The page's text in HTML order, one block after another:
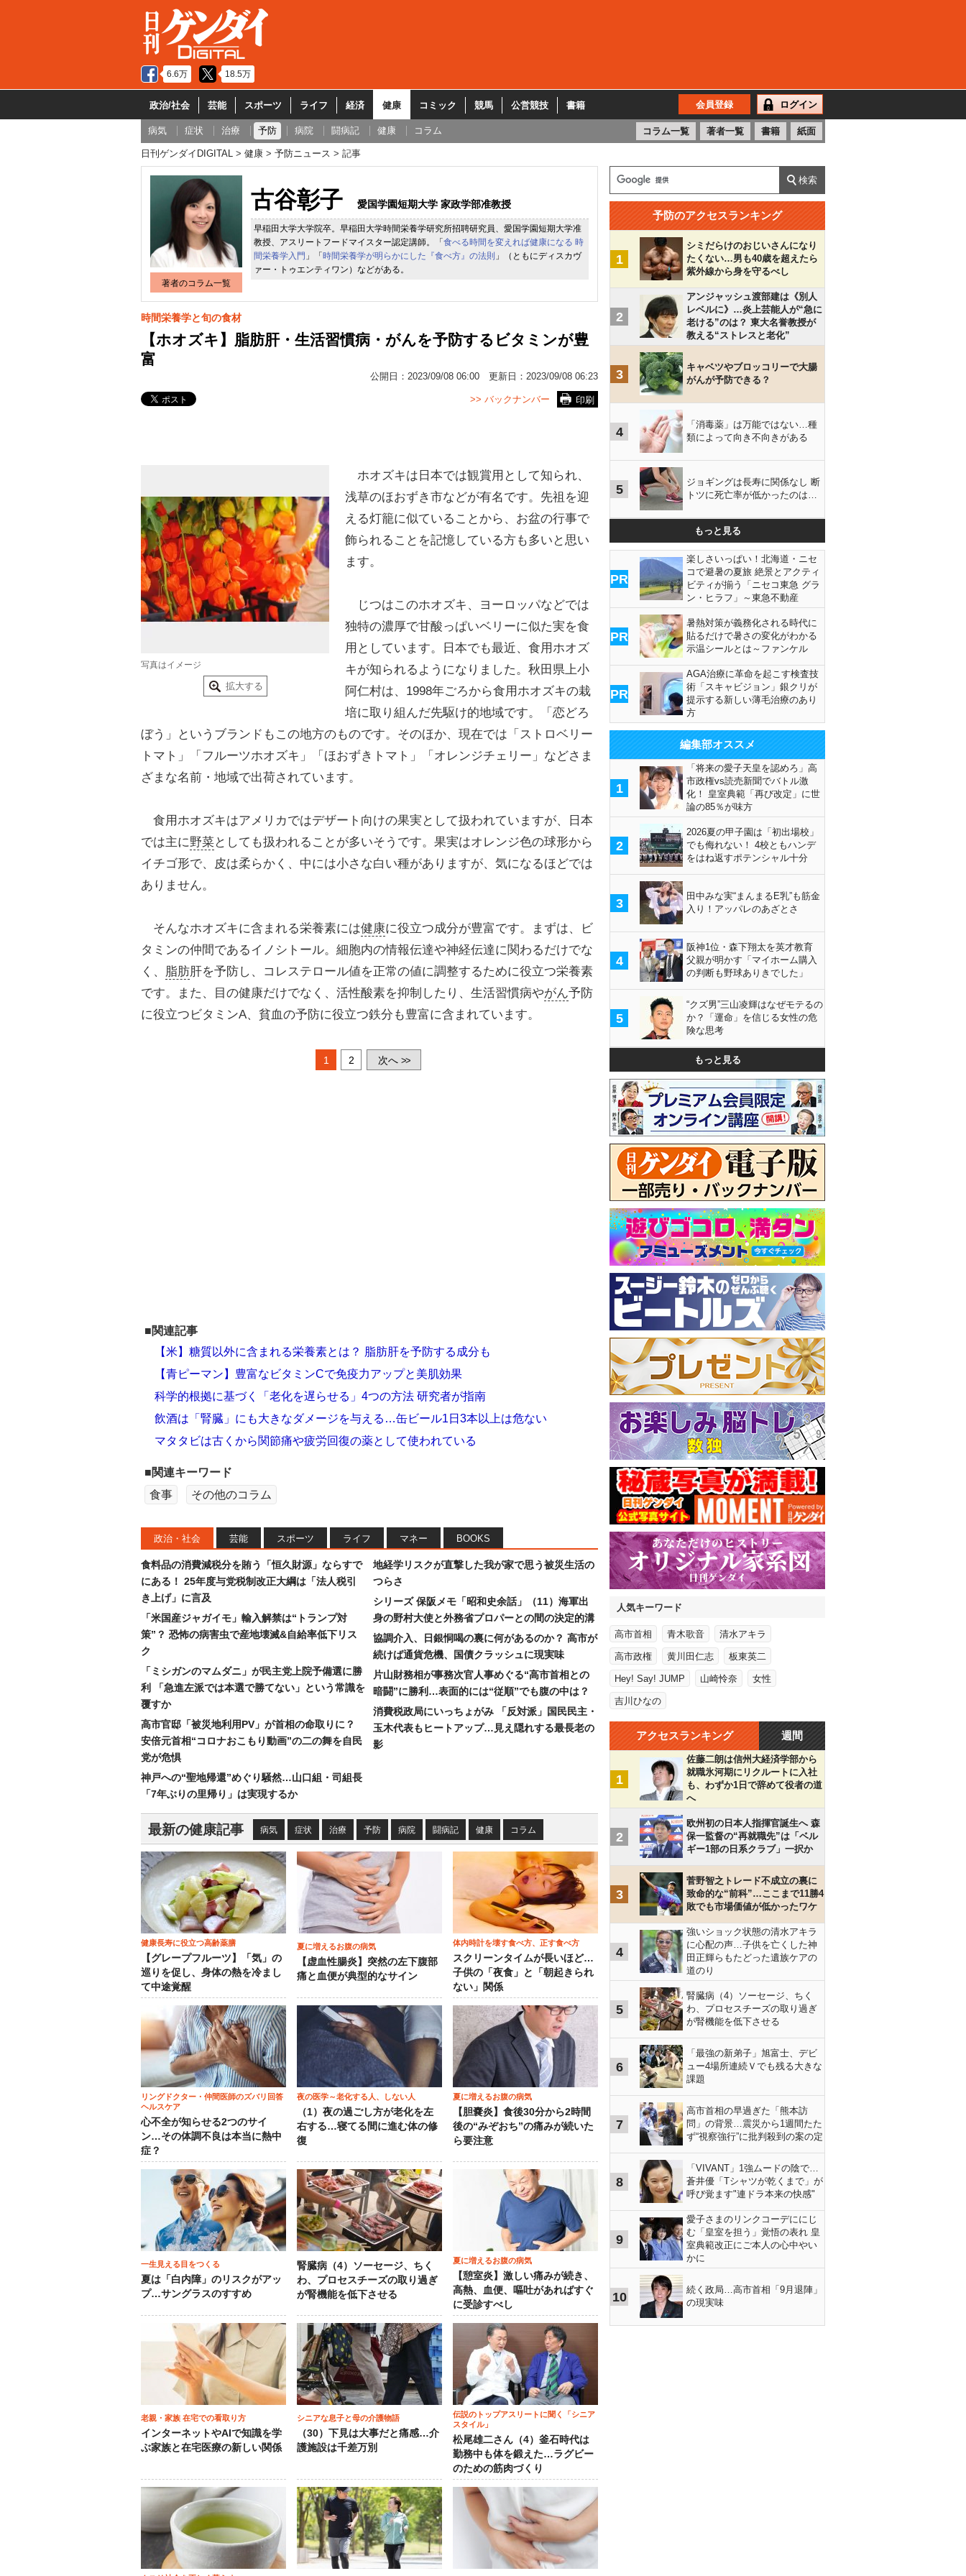
6.6万 18.5万
政治/社会 芸能 スポーツ ライフ 経済 健康 コミック 競馬 公営競技 書籍 会員登録 ログイン
病気 症状 治療 予防 病院 闘病記 健康 コラム コラム一覧 著者一覧 書籍 紙面
日刊ゲンダイDIGITAL 健康 予防ニュース 記事
著者のコラム一覧
古谷彰子 愛国学園短期大学 家政学部准教授
早稲田大学大学院卒。早稲田大学時間栄養学研究所招聘研究員、愛国学園短期大学准
教授、アスリートフードマイスター認定講師。「 食べる時間を変えれば健康になる 時
間栄養学入門 」「 時間栄養学が明らかにした『食べ方』の法則 」（ともにディスカヴ
ァー・トゥエンティワン）などがある。
時間栄養学と旬の食材
【ホオズキ】脂肪肝・生活習慣病・がんを予防するビタミンが豊
富
公開日： 2023/09/08 06:00 更新日： 2023/09/08 06:23
印刷
>> バックナンバー
写真はイメージ
拡大する
ホオズキは日本では観賞用として知られ、
浅草のほおずき市などが有名です。先祖を迎
える灯籠に似ていることから、お盆の行事で
飾られることを記憶している方も多いと思い
ます。
じつはこのホオズキ、ヨーロッパなどでは
独特の濃厚で甘酸っぱいベリーに似た実を食
用としています。日本でも最近、食用ホオズ
キが知られるようになりました。秋田県上小
阿仁村は、1998年ごろから食用ホオズキの栽
培に取り組んだ先駆け的地域です。「恋どろ
ぼう」というブランドもこの地方のものです。そのほか、現在では「ストロベリー
トマト」「フルーツホオズキ」「ほおずきトマト」「オレンジチェリー」などさま
ざまな名前・地域で出荷されています。
食用ホオズキはアメリカではデザート向けの果実として扱われていますが、日本
では主に野菜としても扱われることが多いそうです。果実はオレンジ色の球形から
イチゴ形で、皮は柔らかく、中には小さな白い種がありますが、気になるほどでは
ありません。
そんなホオズキに含まれる栄養素には健康に役立つ成分が豊富です。まずは、ビ
タミンの仲間であるイノシトール。細胞内の情報伝達や神経伝達に関わるだけでな
く、 脂肪肝を予防し、コレステロール値を正常の値に調整するために役立つ栄養素
です。また、目の健康だけでなく、活性酸素を抑制したり、生活習慣病やがん予防
に役立つビタミンA、貧血の予防に役立つ鉄分も豊富に含まれています。
1 2 次へ >>
■関連記事
【米】糖質以外に含まれる栄養素とは？ 脂肪肝を予防する成分も
【青ピーマン】豊富なビタミンCで免疫力アップと美肌効果
科学的根拠に基づく「老化を遅らせる」4つの方法 研究者が指南
飲酒は「腎臓」にも大きなダメージを与える…缶ビール1日3本以上は危ない
マタタビは古くから関節痛や疲労回復の薬として使われている
■関連キーワード
食事
その他のコラム
政治・社会 芸能 スポーツ ライフ マネー BOOKS
食料品の消費減税分を賄う「恒久財源」ならすで
にある！ 25年度与党税制改正大綱は「法人税引
き上げ」に言及
「米国産ジャガイモ」輸入解禁は“トランプ対
策”？ 恐怖の病害虫で産地壊滅&自給率低下リス
ク
「ミシガンのマムダニ」が民主党上院予備選に勝
利 「急進左派では本選で勝てない」という常識を
覆すか
高市官邸「被災地利用PV」が首相の命取りに？
安倍元首相“コロナおこもり動画”の二の舞を自民
党が危惧
神戸への“聖地帰還”めぐり騒然…山口組・司組長
「7年ぶりの里帰り」は実現するか
地経学リスクが直撃した我が家で思う被災生活の
つらさ
シリーズ 保阪メモ「昭和史余話」（11）海軍出
身の野村大使と外務省プロパーとの間の決定的溝
協調介入、日銀恫喝の裏に何があるのか？ 高市が
続けば通貨危機、国債クラッシュに現実味
片山財務相が事務次官人事めぐる“高市首相との
暗闘”に勝利…表面的には“従順”でも腹の中は？
消費税政局にいっちょがみ 「反対派」国民民主・
玉木代表もヒートアップ…見え隠れする最長老の
影
最新の健康記事 病気 症状 治療 予防 病院 闘病記 健康 コラム
健康長寿に役立つ高齢薬膳
【グレープフルーツ】「気」の
巡りを促し、身体の熱を冷まし
て中途覚醒
夏に増えるお腹の病気
【虚血性腸炎】突然の左下腹部
痛と血便が典型的なサイン
体内時計を壊す食べ方、正す食べ方
スクリーンタイムが長いほど…
子供の「夜食」と「朝起きられ
ない」関係
リングドクター・仲間医師のズバリ回答
ヘルスケア
心不全が知らせる2つのサイ
ン…その体調不良は本当に熱中
症？
夜の医学～老化する人、しない人
（1）夜の過ごし方が老化を左
右する…寝てる間に進む体の修
復
夏に増えるお腹の病気
【胆嚢炎】食後30分から2時間
後の“みぞおち”の痛みが続いた
ら要注意
一生見える目をつくる
夏は「白内障」のリスクがアッ
プ…サングラスのすすめ
腎臓病（4）ソーセージ、ちく
わ、プロセスチーズの取り過ぎ
が腎機能を低下させる
夏に増えるお腹の病気
【憩室炎】激しい痛みが続き、
高熱、血便、嘔吐があればすぐ
に受診すべし
老親・家族 在宅での看取り方
インターネットやAIで知識を学
ぶ家族と在宅医療の新しい関係
シニアな息子と母の介護物語
（30）下見は大事だと痛感…介
護施設は千差万別
伝説のトップアスリートに聞く「シニア
スタイル」
松尾雄二さん（4）釜石時代は
勤務中も体を鍛えた…ラグビー
のための筋肉づくり
予防のアクセスランキング
1
シミだらけのおじいさんになり
たくない…男も40歳を超えたら
紫外線から身を守るべし
2
アンジャッシュ渡部建は《別人
レベルに》…炎上芸能人が“急に
老ける”のは？ 東大名誉教授が
教える“ストレスと老化”
3
キャベツやブロッコリーで大腸
がんが予防できる？
4
「消毒薬」は万能ではない…種
類によって向き不向きがある
5
ジョギングは長寿に関係なし 断
トツに死亡率が低かったのは…
もっと見る
PR
楽しさいっぱい！北海道・ニセ
コで避暑の夏旅 絶景とアクティ
ビティが揃う「ニセコ東急 グラ
ン・ヒラフ」～東急不動産
PR
暑熱対策が義務化される時代に
貼るだけで暑さの変化がわかる
示温シールとは～ファンケル
PR
AGA治療に革命を起こす検査技
術「スキャビジョン」銀クリが
提示する新しい薄毛治療のあり
方
編集部オススメ
1
「将来の愛子天皇を認めろ」高
市政権vs読売新聞でバトル激
化！ 皇室典範「再び改定」に世
論の85％が味方
2
2026夏の甲子園は「初出場校」
でも侮れない！ 4校ともハンデ
をはね返すポテンシャル十分
3
田中みな実“まんまるE乳”も筋金
入り！アッパレのあざとさ
4
阪神1位・森下翔太を英才教育
父親が明かす「マイホーム購入
の判断も野球ありきでした」
5
“クズ男”三山凌輝はなぜモテるの
か？「運命」を信じる女性の危
険な思考
もっと見る
人気キーワード
高市首相 青木歌音 清水アキラ
高市政権 黄川田仁志 板東英二
Hey! Say! JUMP 山崎怜奈 女性
吉川ひなの
アクセスランキング 週間
1
佐藤二朗は信州大経済学部から
就職氷河期にリクルートに入社
も、わずか1日で辞めて役者の道
へ
2
欧州初の日本人指揮官誕生へ 森
保一監督の“再就職先”は「ベル
ギー1部の日系クラブ」一択か
3
菅野智之トレード不成立の裏に
致命的な“前科”…ここまで11勝4
敗でも市場価値が低かったワケ
4
強いショック状態の清水アキラ
に心配の声…子供を亡くした神
田正輝らもたどった遺族ケアの
道のり
5
腎臓病（4）ソーセージ、ちく
わ、プロセスチーズの取り過ぎ
が腎機能を低下させる
6
「最強の新弟子」旭富士、デビ
ュー4場所連続Ｖでも残る大きな
課題
7
高市首相の早過ぎた「熊本訪
問」の背景…震災から1週間たた
ず“視察強行”に批判殺到の案の定
8
「VIVANT」1強ムードの陰で…
蒼井優「Tシャツが乾くまで」が
呼び覚ます"連ドラ本来の快感"
9
愛子さまのリンクコーデににじ
む「皇室を担う」覚悟の表れ 皇
室典範改正にご本人の心中やい
かに
10
続く政局…高市首相「9月退陣」
の現実味